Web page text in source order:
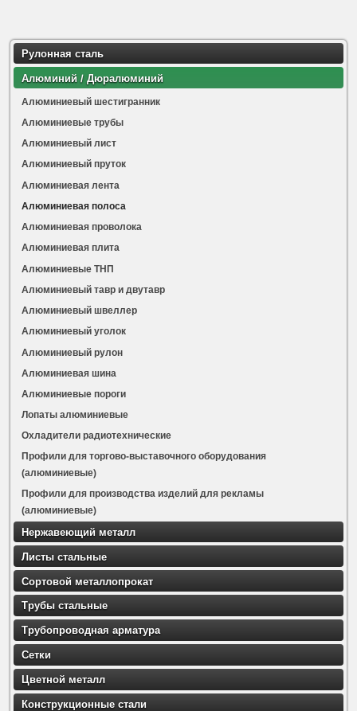
Рулонная сталь
Алюминий / Дюралюминий
Алюминиевый шестигранник
Алюминиевые трубы
Алюминиевый лист
Алюминиевый пруток
Алюминиевая лента
Алюминиевая полоса
Алюминиевая проволока
Алюминиевая плита
Алюминиевые ТНП
Алюминиевый тавр и двутавр
Алюминиевый швеллер
Алюминиевый уголок
Алюминиевый рулон
Алюминиевая шина
Алюминиевые пороги
Лопаты алюминиевые
Охладители радиотехнические
Профили для торгово-выставочного оборудования
(алюминиевые)
Профили для производства изделий для рекламы
(алюминиевые)
Нержавеющий металл
Листы стальные
Сортовой металлопрокат
Трубы стальные
Трубопроводная арматура
Сетки
Цветной металл
Конструкционные стали